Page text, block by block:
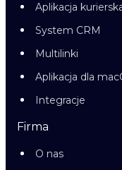
Aplikacja
System CRM
Multilinki
Aplikacja dla
Integracje
Firma
O nas